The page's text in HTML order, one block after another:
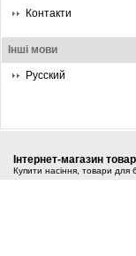
Контакти
Інші мови
Русский
Інтернет-магазин
Купити насіння, товари для